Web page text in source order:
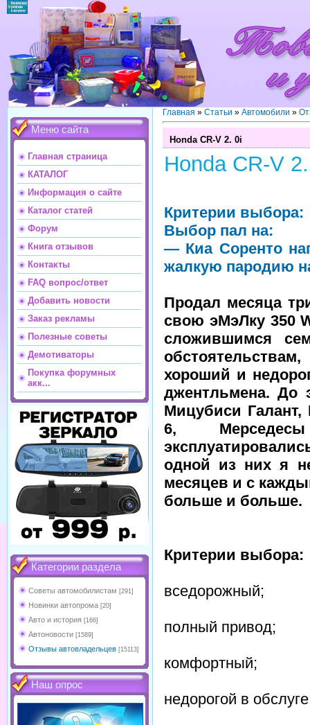
Меню сайта
Главная страница
КАТАЛОГ
Информация о сайте
Каталог статей
Форум
Книга отзывов
Контакты
FAQ вопрос/ответ
Добавить новости
Заказ рекламы
Полезные советы
Демотиваторы
Покупка форумных
акк...
Категории раздела
Советы автомобилистам [291]
Новинки автопрома [20]
Авто и история [166]
Автоновости [1589]
Отзывы автовладельцев [15113]
Наш опрос
Главная » Статьи » Автомобили »
Honda CR-V 2. 0i
Honda CR-V
Критерии выбора:
Выбор пал на:
— Киа Соренто
жалкую пародию
Продал месяца
свою эМэЛку 350
сложившимся
хороший и
джентльмена. До
Мицубиси
6,
одной из них я
месяцев и с
больше и больше.
Критерии выбора:
вседорожный;
полный привод;
комфортный;
недорогой в